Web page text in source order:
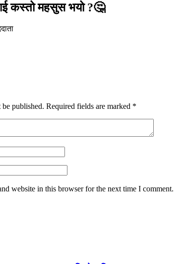
कस्तो महसुस भयो ?🤔
published. Required fields are marked *
website in this browser for the next time I comment.